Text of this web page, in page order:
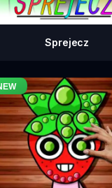
Sprejecz